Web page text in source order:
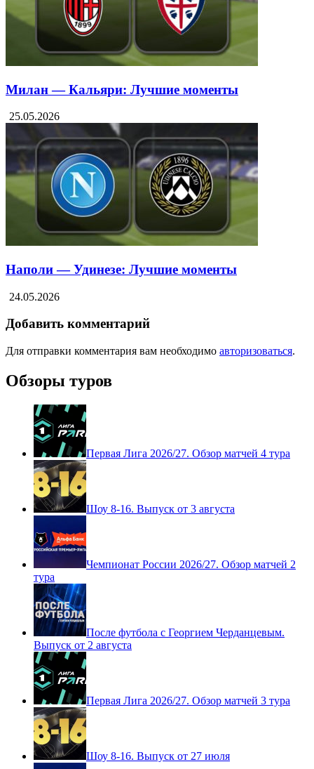
Милан — Кальяри: Лучшие моменты
25.05.2026
Наполи — Удинезе: Лучшие моменты
24.05.2026
Добавить комментарий
Для отправки комментария вам необходимо авторизоваться.
Обзоры туров
Первая Лига 2026/27. Обзор матчей 4 тура
Шоу 8-16. Выпуск от 3 августа
Чемпионат России 2026/27. Обзор матчей 2
тура
После футбола с Георгием Черданцевым.
Выпуск от 2 августа
Первая Лига 2026/27. Обзор матчей 3 тура
Шоу 8-16. Выпуск от 27 июля